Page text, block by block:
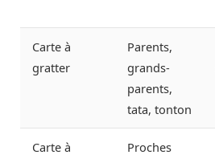
Carte à
gratter
Parents,
grands-
parents,
tata, tonton
Carte à
Proches